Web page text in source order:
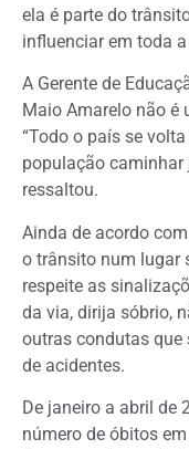
ela é parte do
influenciar em toda
A Gerente de
Maio Amarelo não é
“Todo o país se
população caminhar
ressaltou.
Ainda de acordo
o trânsito num lugar
respeite as
da via, dirija sóbrio,
outras condutas que
de acidentes.
De janeiro a abril de
número de óbitos